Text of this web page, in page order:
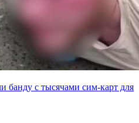
банду с тысячами сим-карт для